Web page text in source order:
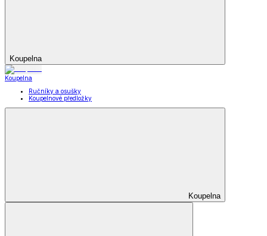
Koupelna
Koupelna
Ručníky a osušky
Koupelnové předložky
Koupelna